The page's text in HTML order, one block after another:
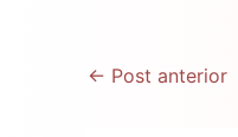
← Post anterior